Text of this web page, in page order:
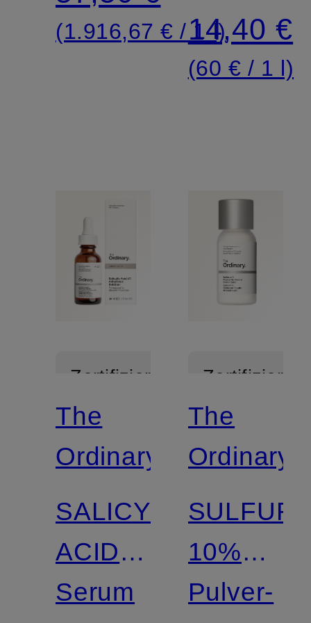
Serum
(1.916,67 € / 1 l)
TONER
14,40 €
(60 € / 1 l)
Zertifiziert
The
Ordinary.
SALICYLIC
ACID
2%
Serum
Zertifiziert
The
Ordinary.
SULFUR
10%
Pulver-